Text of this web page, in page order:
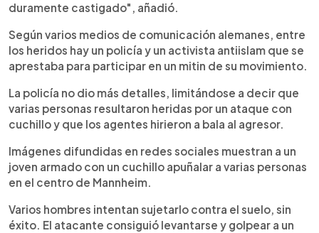
duramente castigado", añadió.
Según varios medios de comunicación alemanes, entre
los heridos hay un policía y un activista antiislam que se
aprestaba para participar en un mitin de su movimiento.
La policía no dio más detalles, limitándose a decir que
varias personas resultaron heridas por un ataque con
cuchillo y que los agentes hirieron a bala al agresor.
Imágenes difundidas en redes sociales muestran a un
joven armado con un cuchillo apuñalar a varias personas
en el centro de Mannheim.
Varios hombres intentan sujetarlo contra el suelo, sin
éxito. El atacante consiguió levantarse y golpear a un